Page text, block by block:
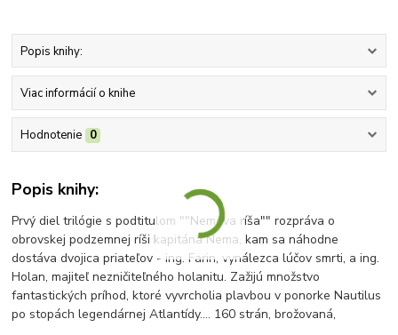
Popis knihy:
Viac informácií o knihe
Hodnotenie 0
Popis knihy:
Prvý diel trilógie s podtitulom ""Nemova ríša"" rozpráva o
obrovskej podzemnej ríši kapitána Nema, kam sa náhodne
dostáva dvojica priateľov - ing. Farin, vynálezca lúčov smrti, a ing.
Holan, majiteľ nezničiteľného holanitu. Zažijú množstvo
fantastických príhod, ktoré vyvrcholia plavbou v ponorke Nautilus
po stopách legendárnej Atlantídy.... 160 strán, brožovaná,